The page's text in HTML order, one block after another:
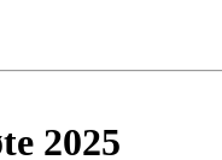
2025